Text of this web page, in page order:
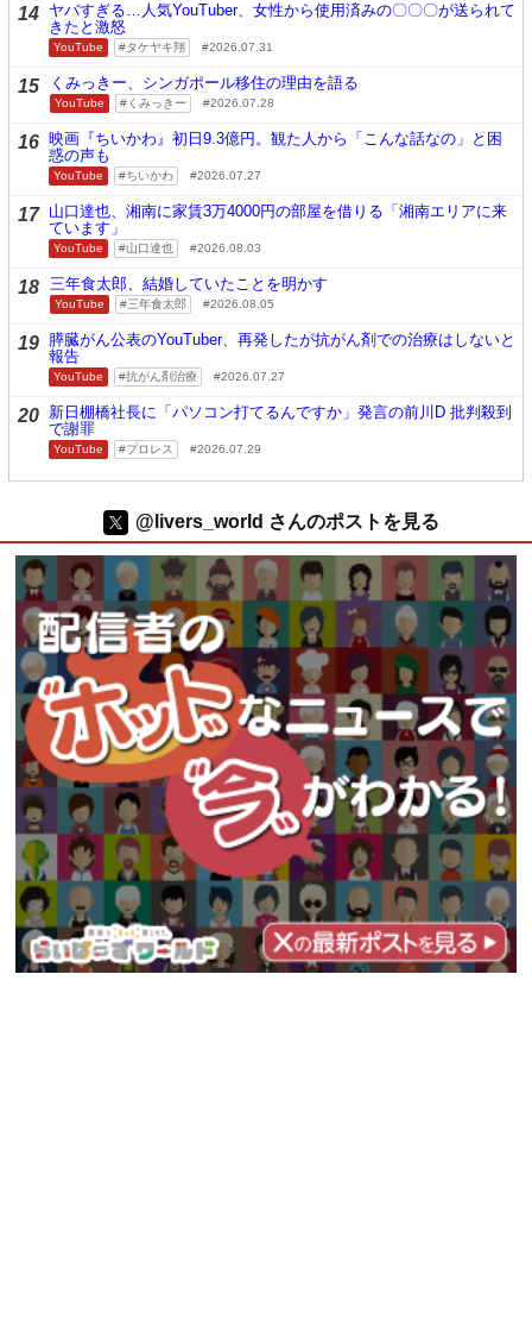
14 ヤバすぎる…人気YouTuber、女性から使用済みの〇〇〇が送られて
きたと激怒
YouTube タケヤキ翔 2026.07.31
15 くみっきー、シンガポール移住の理由を語る
YouTube くみっきー 2026.07.28
16 映画『ちいかわ』初日9.3億円。観た人から「こんな話なの」と困
惑の声も
YouTube ちいかわ 2026.07.27
17 山口達也、湘南に家賃3万4000円の部屋を借りる「湘南エリアに来
ています」
YouTube 山口達也 2026.08.03
18 三年食太郎、結婚していたことを明かす
YouTube 三年食太郎 2026.08.05
19 膵臓がん公表のYouTuber、再発したが抗がん剤での治療はしないと
報告
YouTube 抗がん剤治療 2026.07.27
20 新日棚橋社長に「パソコン打てるんですか」発言の前川D 批判殺到
で謝罪
YouTube プロレス 2026.07.29
@livers_world さんのポストを見る